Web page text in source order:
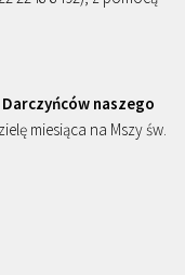
naszego
miesiąca na Mszy św.